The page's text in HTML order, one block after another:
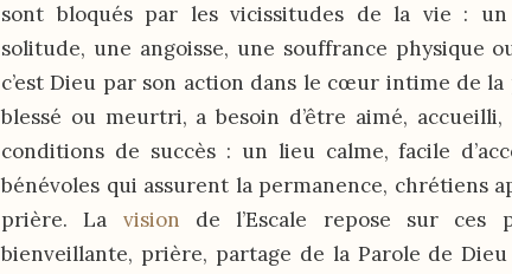
sont bloqués par les vicissitudes de la vie : un
solitude, une angoisse, une souffrance physique
c’est Dieu par son action dans le cœur intime de
blessé ou meurtri, a besoin d’être aimé,
conditions de succès : un lieu calme, facile
bénévoles qui assurent la permanence, chrétiens
prière. La vision de l’Escale repose sur ces
bienveillante, prière, partage de la Parole de